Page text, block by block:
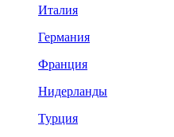
Италия
Германия
Франция
Нидерланды
Турция